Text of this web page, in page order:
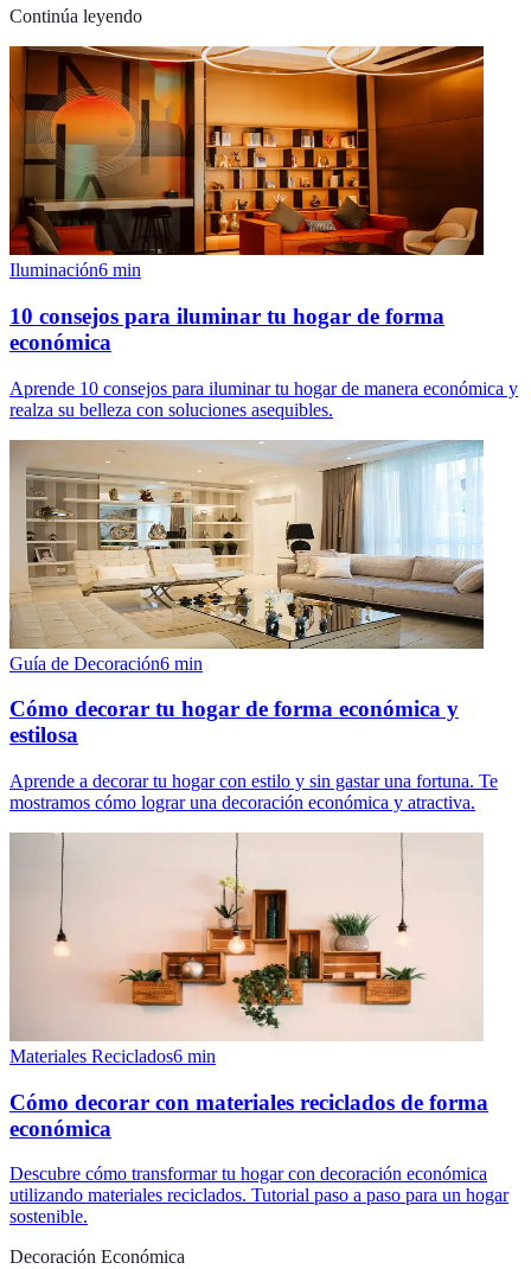
Continúa leyendo
Iluminación6 min
10 consejos para iluminar tu hogar de forma
económica
Aprende 10 consejos para iluminar tu hogar de manera económica y
realza su belleza con soluciones asequibles.
Guía de Decoración6 min
Cómo decorar tu hogar de forma económica y
estilosa
Aprende a decorar tu hogar con estilo y sin gastar una fortuna. Te
mostramos cómo lograr una decoración económica y atractiva.
Materiales Reciclados6 min
Cómo decorar con materiales reciclados de forma
económica
Descubre cómo transformar tu hogar con decoración económica
utilizando materiales reciclados. Tutorial paso a paso para un hogar
sostenible.
Decoración Económica